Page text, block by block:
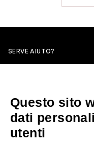
SERVE AIUTO?
SERVIZIO CLIENTI
Questo sito
dati
utenti